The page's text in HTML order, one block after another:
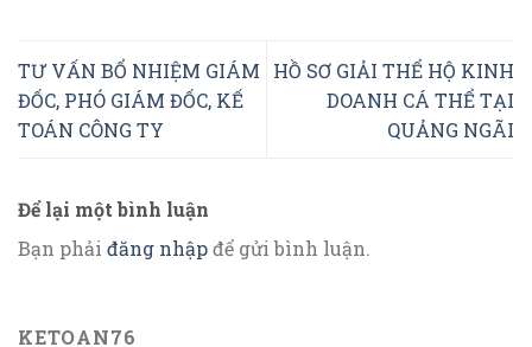
TƯ VẤN BỔ NHIỆM GIÁM
ĐỐC, PHÓ GIÁM ĐỐC, KẾ
TOÁN CÔNG TY
HỒ SƠ GIẢI THỂ HỘ KINH
DOANH CÁ THỂ TẠI
QUẢNG NGÃI
Để lại một bình luận
Bạn phải đăng nhậpđể gửi bình luận.
KETOAN76